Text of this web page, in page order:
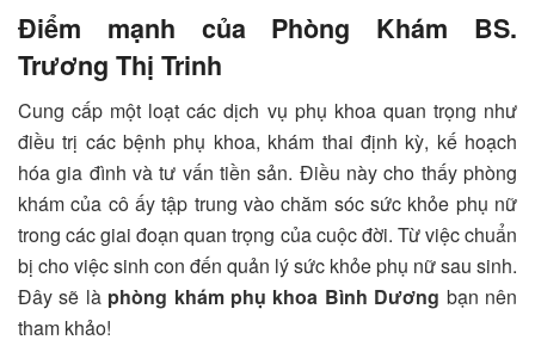
Điểm mạnh của Phòng Khám BS.
Trương Thị Trinh
Cung cấp một loạt các dịch vụ phụ khoa quan trọng như
điều trị các bệnh phụ khoa, khám thai định kỳ, kế hoạch
hóa gia đình và tư vấn tiền sản. Điều này cho thấy phòng
khám của cô ấy tập trung vào chăm sóc sức khỏe phụ nữ
trong các giai đoạn quan trọng của cuộc đời. Từ việc chuẩn
bị cho việc sinh con đến quản lý sức khỏe phụ nữ sau sinh.
Đây sẽ là phòng khám phụ khoa Bình Dương bạn nên
tham khảo!